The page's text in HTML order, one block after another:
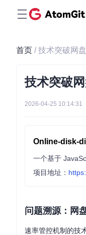
首页 / 技术突破网
技术突破
2026-04-25 10:14:31
Online-disk-
项目地址：
问题溯源：网
速率管控机制的技